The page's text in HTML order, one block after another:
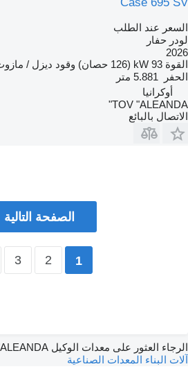
Case 695 SV
السعر عند الطلب
لودر حفار
2026
القوة 93 kW (126 حصان) وقود ديزل /
الحفر
5.881 متر
أوكرانيا
TOV "ALEANDA"
الاتصال بالبائع
الصفحة التالية
1
2
3
الرجاء العثور على معدات الوكيل TOV "ALEANDA" ضمن هذه الفئات
آلات البناء المعدات الصناعية